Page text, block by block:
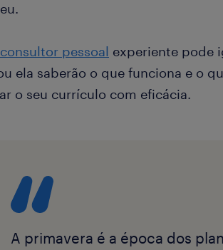
consultor pessoal experiente pode
ela saberão o que funciona e o
o seu currículo com eficácia.
A primavera é a época dos